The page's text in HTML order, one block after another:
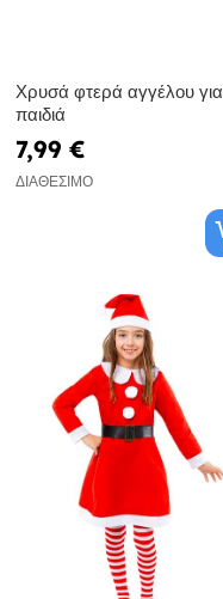
Χρυσά φτερά αγγέλου για
παιδιά
7,99 €
ΔΙΑΘΈΣΙΜΟ